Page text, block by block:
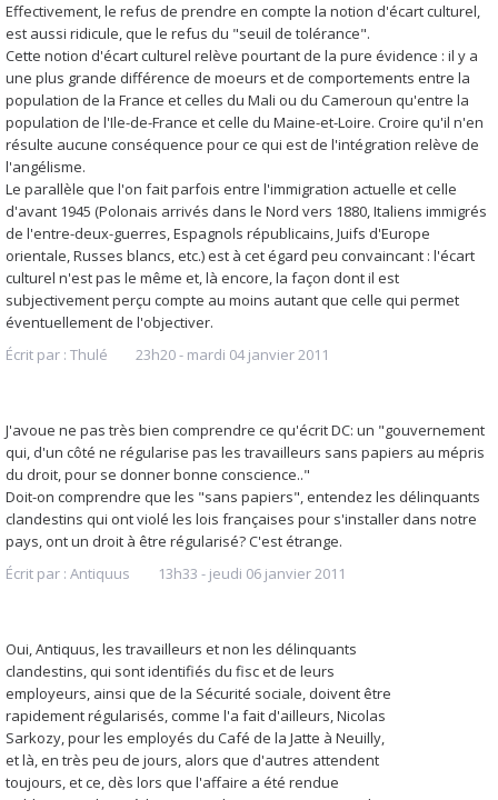
Effectivement, le refus de prendre en compte la notion d'écart culturel,
est aussi ridicule, que le refus du "seuil de tolérance".
Cette notion d'écart culturel relève pourtant de la pure évidence : il y a
une plus grande différence de moeurs et de comportements entre la
population de la France et celles du Mali ou du Cameroun qu'entre la
population de l'Ile-de-France et celle du Maine-et-Loire. Croire qu'il n'en
résulte aucune conséquence pour ce qui est de l'intégration relève de
l'angélisme.
Le parallèle que l'on fait parfois entre l'immigration actuelle et celle
d'avant 1945 (Polonais arrivés dans le Nord vers 1880, Italiens immigrés
de l'entre-deux-guerres, Espagnols républicains, Juifs d'Europe
orientale, Russes blancs, etc.) est à cet égard peu convaincant : l'écart
culturel n'est pas le même et, là encore, la façon dont il est
subjectivement perçu compte au moins autant que celle qui permet
éventuellement de l'objectiver.
Écrit par : Thulé 23h20- mardi 04 janvier 2011
J'avoue ne pas très bien comprendre ce qu'écrit DC: un "gouvernement
qui, d'un côté ne régularise pas les travailleurs sans papiers au mépris
du droit, pour se donner bonne conscience.."
Doit-on comprendre que les "sans papiers", entendez les délinquants
clandestins qui ont violé les lois françaises pour s'installer dans notre
pays, ont un droit à être régularisé? C'est étrange.
Écrit par : Antiquus 13h33 - jeudi 06 janvier 2011
Oui, Antiquus, les travailleurs et non les délinquants
clandestins, qui sont identifiés du fisc et de leurs
employeurs, ainsi que de la Sécurité sociale, doivent être
rapidement régularisés, comme l'a fait d'ailleurs, Nicolas
Sarkozy, pour les employés du Café de la Jatte à Neuilly,
et là, en très peu de jours, alors que d'autres attendent
toujours, et ce, dès lors que l'affaire a été rendue